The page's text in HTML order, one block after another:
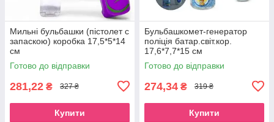
Мильні бульбашки (пістолет с
запаскою) коробка 17,5*5*14
см
Готово до відправки
281,22 ₴ 327 ₴
Купити
Бульбашкомет-генератор
поліція батар.світ.кор.
17,6*7,7*15 см
Готово до відправки
274,34 ₴ 319 ₴
Купити